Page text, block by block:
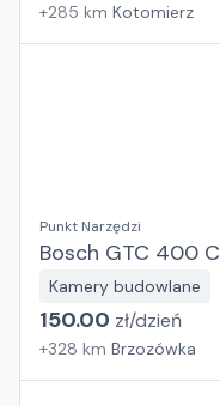
+285 km Kotomierz
Punkt Narzędzi
Bosch GTC 400 C
Kamery budowlane
150.00 zł/dzień
+328 km Brzozówka